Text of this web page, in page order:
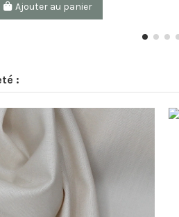
Ajouter au panier
: